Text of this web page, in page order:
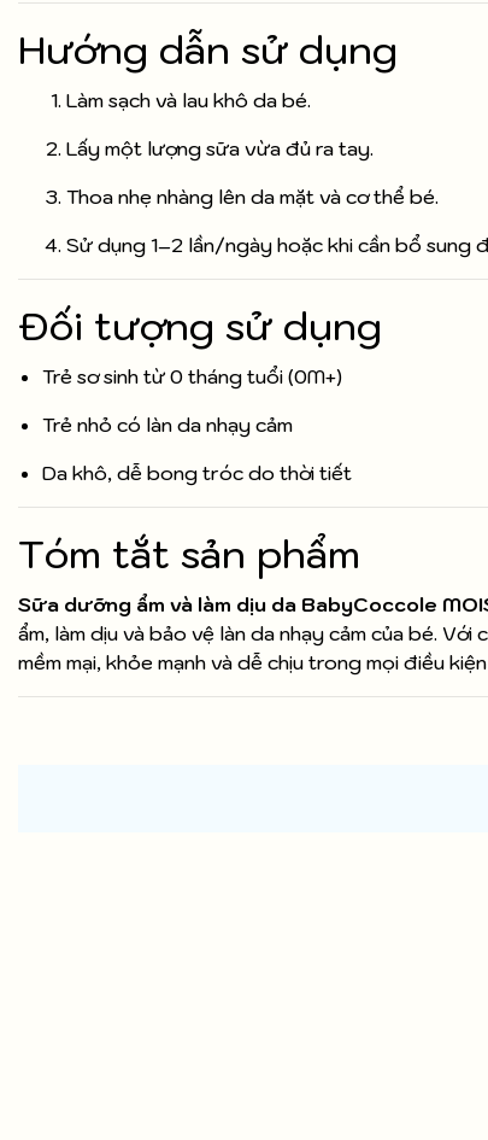
Hướng dẫn sử dụng
Làm sạch và lau khô da bé.
Lấy một lượng sữa vừa đủ ra tay.
Thoa nhẹ nhàng lên da mặt và cơ thể bé.
Sử dụng 1–2 lần/ngày hoặc khi cần bổ sung
Đối tượng sử dụng
Trẻ sơ sinh từ 0 tháng tuổi (0M+)
Trẻ nhỏ có làn da nhạy cảm
Da khô, dễ bong tróc do thời tiết
Tóm tắt sản phẩm
Sữa dưỡng ẩm và làm dịu da BabyCoccole
ẩm, làm dịu và bảo vệ làn da nhạy cảm của bé.
mềm mại, khỏe mạnh và dễ chịu trong mọi điều